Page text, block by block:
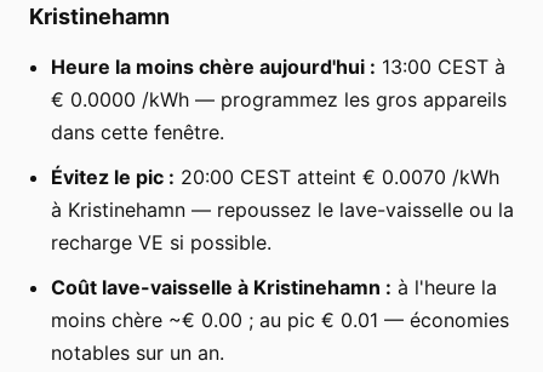
Kristinehamn
Heure la moins chère aujourd'hui : 13:00 CEST à
€ 0.0000 /kWh — programmez les gros appareils
dans cette fenêtre.
Évitez le pic : 20:00 CEST atteint € 0.0070 /kWh
à Kristinehamn — repoussez le lave-vaisselle ou la
recharge VE si possible.
Coût lave-vaisselle à Kristinehamn : à l'heure la
moins chère ~€ 0.00 ; au pic € 0.01 — économies
notables sur un an.